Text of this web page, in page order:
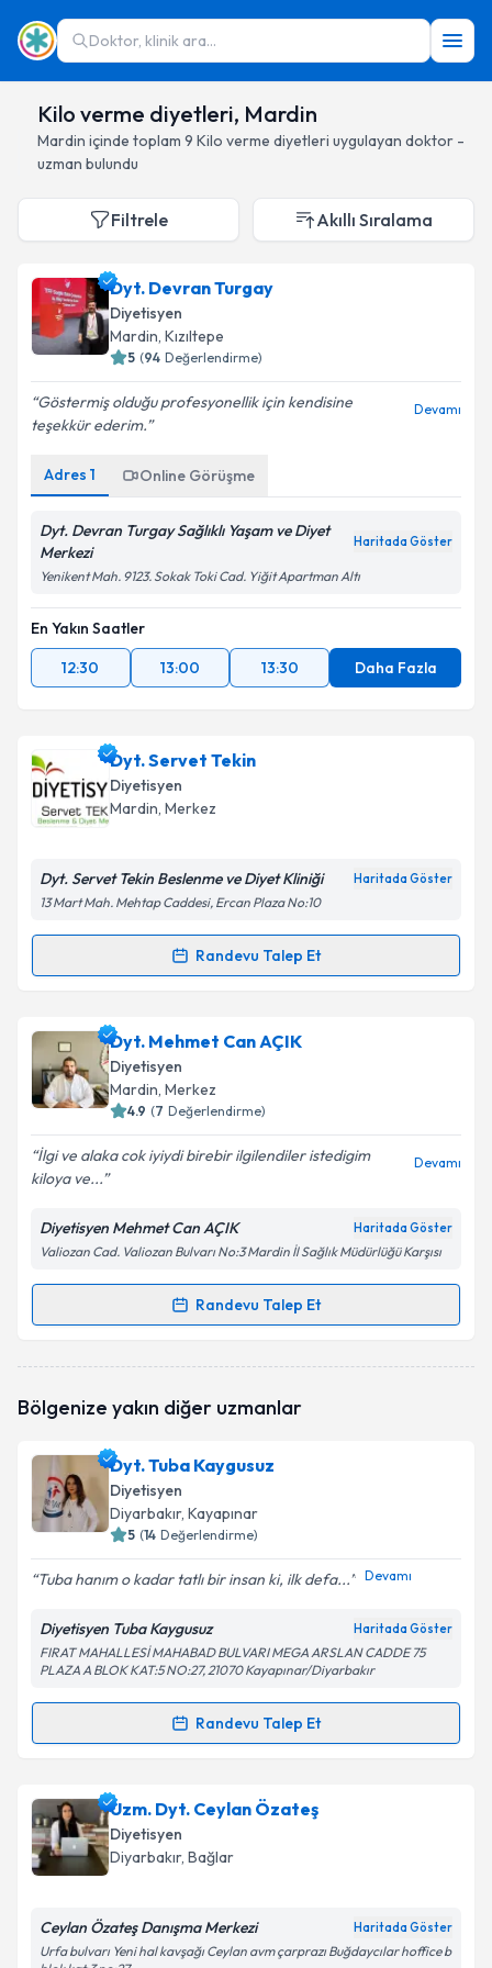
Doktor, klinik ara...
Kilo verme diyetleri, Mardin
Mardin içinde toplam 9 Kilo verme diyetleri uygulayan doktor -
uzman bulundu
Filtrele Akıllı Sıralama
Dyt. Devran Turgay
Diyetisyen
Mardin, Kızıltepe
5 (94 Değerlendirme)
Göstermiş olduğu profesyonellik için kendisine
teşekkür ederim.
Devamı
Adres 1 Online Görüşme
Dyt. Devran Turgay Sağlıklı Yaşam ve Diyet
Merkezi
Haritada Göster
Yenikent Mah. 9123. Sokak Toki Cad. Yiğit Apartman Altı
En Yakın Saatler
12:30
13:00 13:30 Daha Fazla
Dyt. Servet Tekin
Diyetisyen
Mardin, Merkez
Dyt. Servet Tekin Beslenme ve Diyet Kliniği Haritada Göster
13 Mart Mah. Mehtap Caddesi, Ercan Plaza No:10
Randevu Talep Et
Randevu Takvimi Talebi
Dyt. Servet Tekiniçin randevu takvimi talebi
oluşturun. Size bu uzmandan randevu almanız için bir
takvim hazırlandığında e-posta ile bilgilendireceğiz.
Kişisel verilerimin işlenmesine ilişkin
Aydınlatma
Metni'ni okudum ve kişisel verilerimin belirtilen
kapsamda işlenmesini kabul ediyorum.
Dyt. Mehmet Can AÇIK
Diyetisyen
Mardin, Merkez
4.9 (7 Değerlendirme)
İlgi ve alaka cok iyiydi birebir ilgilendiler istedigim
kiloya ve...
Devamı
Diyetisyen Mehmet Can AÇIK Haritada Göster
Valiozan Cad. Valiozan Bulvarı No:3 Mardin İl Sağlık Müdürlüğü Karşısı
Randevu Talep Et
Randevu Takvimi Talebi
oluşturun. Size bu uzmandan randevu almanız için bir
E-posta Adresiniz
Kişisel verilerimin işlenmesine ilişkinAydınlatma
kapsamda işlenmesini kabul ediyorum.
Takvim Talebini Gönder
Bölgenize yakın diğer uzmanlar
Dyt. Tuba Kaygusuz
Diyetisyen
Diyarbakır, Kayapınar
5 (14 Değerlendirme)
Tuba hanım o kadar tatlı bir insan ki, ilk defa... Devamı
Diyetisyen Tuba Kaygusuz Haritada Göster
FIRAT MAHALLESİ MAHABAD BULVARI MEGA ARSLAN CADDE 75
PLAZA A BLOK KAT:5 NO:27, 21070 Kayapınar/Diyarbakır
Randevu Talep Et
Randevu Takvimi Talebi
Dyt. Tuba Kaygusuziçin randevu takvimi talebi
oluşturun. Size bu uzmandan randevu almanız için bir
takvim hazırlandığında e-posta ile bilgilendireceğiz.
Uzm. Dyt. Ceylan Özateş
Diyetisyen
Diyarbakır, Bağlar
Ceylan Özateş Danışma Merkezi Haritada Göster
Urfa bulvarı Yeni hal kavşağı Ceylan avm çarprazı Buğdaycılar hoffice b